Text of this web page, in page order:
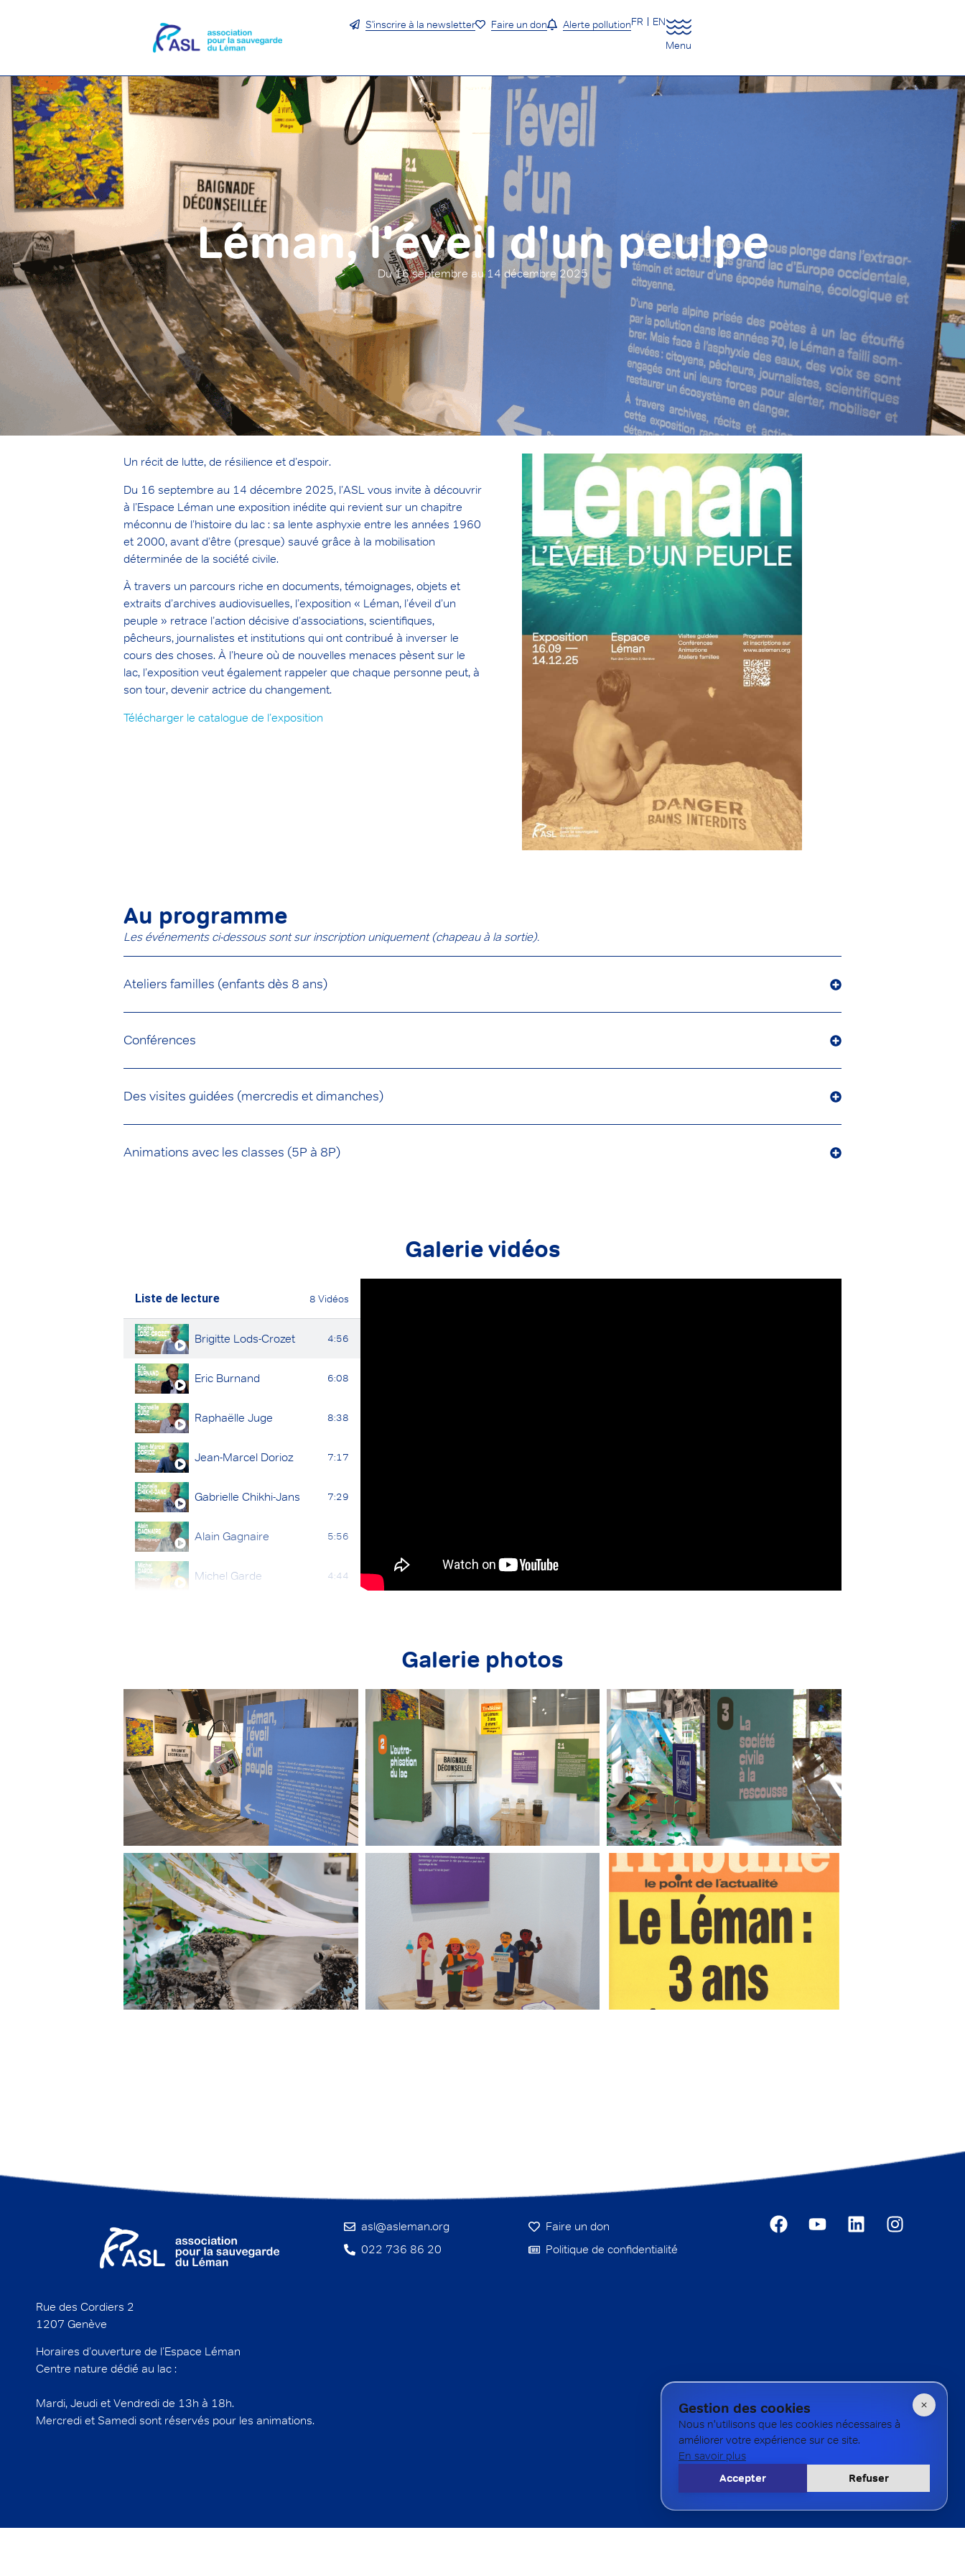
S'inscrire à la newsletter Faire un don Alerte pollutionFR
EN
Menu
Léman, l'éveil d'un peulpe
Du 16 septembre au 14 décembre 2025
Un récit de lutte, de résilience et d’espoir.
Du 16 septembre au 14 décembre 2025, l’ASL vous invite à découvrir
à l’Espace Léman une exposition inédite qui revient sur un chapitre
méconnu de l’histoire du lac : sa lente asphyxie entre les années 1960
et 2000, avant d’être (presque) sauvé grâce à la mobilisation
déterminée de la société civile.
À travers un parcours riche en documents, témoignages, objets et
extraits d’archives audiovisuelles, l’exposition « Léman, l’éveil d’un
peuple » retrace l’action décisive d’associations, scientifiques,
pêcheurs, journalistes et institutions qui ont contribué à inverser le
cours des choses. À l’heure où de nouvelles menaces pèsent sur le
lac, l’exposition veut également rappeler que chaque personne peut, à
son tour, devenir actrice du changement.
Télécharger le catalogue de l’exposition
Au programme
Les événements ci-dessous sont sur inscription uniquement (chapeau à la sortie).
Ateliers familles (enfants dès 8 ans)
Conférences
Des visites guidées (mercredis et dimanches)
Animations avec les classes (5P à 8P)
Galerie vidéos
Liste de lecture 8 Vidéos
Brigitte Lods-Crozet 4:56
Eric Burnand 6:08
Raphaëlle Juge 8:38
Jean-Marcel Dorioz 7:17
Gabrielle Chikhi-Jans 7:29
Alain Gagnaire 5:56
Michel Garde 4:44
Galerie photos
Rue des Cordiers 2
1207 Genève
Horaires d’ouverture de l’Espace Léman
Centre nature dédié au lac :
Mardi, Jeudi et Vendredi de 13h à 18h.
Mercredi et Samedi sont réservés pour les animations.
asl@asleman.org
022 736 86 20
Faire un don
Politique de confidentialité
Gestion des cookies
Nous n'utilisons que les cookies nécessaires à
améliorer votre expérience sur ce site.
En savoir plus
Accepter Refuser